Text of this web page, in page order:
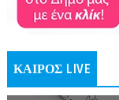
ΚΑΙΡΟΣ LIVE